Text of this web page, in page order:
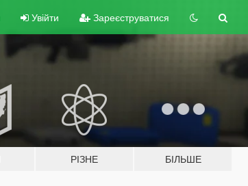
Увійти Зареєструватися
РІЗНЕ БІЛЬШЕ